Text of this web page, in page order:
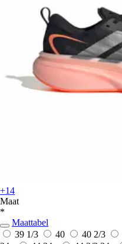
+14
Maat
*
Maattabel
39 1/3
40 40 2/3